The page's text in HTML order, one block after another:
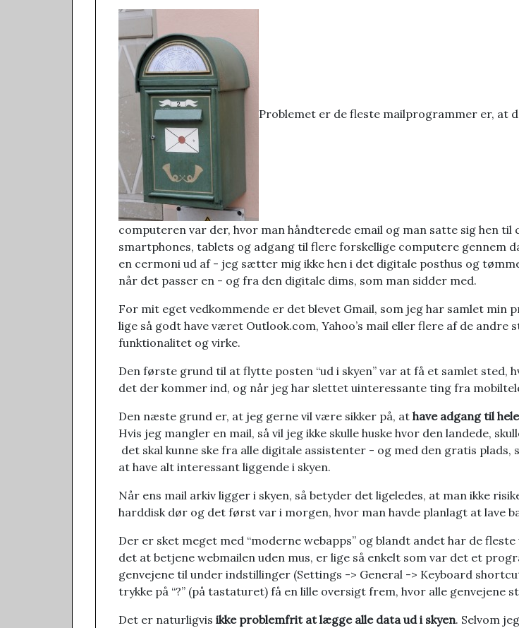
Problemet er de fleste mailprogrammer er, at
computeren var der, hvor man håndterede email og man satte sig hen
smartphones, tablets og adgang til flere forskellige computere gennem
en cermoni ud af - jeg sætter mig ikke hen i det digitale posthus og
når det passer en - og fra den digitale dims, som man sidder med.
For mit eget vedkommende er det blevet Gmail, som jeg har samlet
lige så godt have været Outlook.com, Yahoo’s mail eller flere af de
funktionalitet og virke.
Den første grund til at flytte posten “ud i skyen” var at få et samlet sted,
det der kommer ind, og når jeg har slettet uinteressante ting fra
Den næste grund er, at jeg gerne vil være sikker på, at have adgang til
Hvis jeg mangler en mail, så vil jeg ikke skulle huske hvor den landede,
det skal kunne ske fra alle digitale assistenter - og med den gratis
at have alt interessant liggende i skyen.
Når ens mail arkiv ligger i skyen, så betyder det ligeledes, at man ikke
harddisk dør og det først var i morgen, hvor man havde planlagt at lave
Der er sket meget med “moderne webapps” og blandt andet har de
det at betjene webmailen uden mus, er lige så enkelt som var det et
genvejene til under indstillinger (Settings -> General -> Keyboard
trykke på “?” (på tastaturet) få en lille oversigt frem, hvor alle genvejene
Det er naturligvis ikke problemfrit at lægge alle data ud i skyen. Selvom